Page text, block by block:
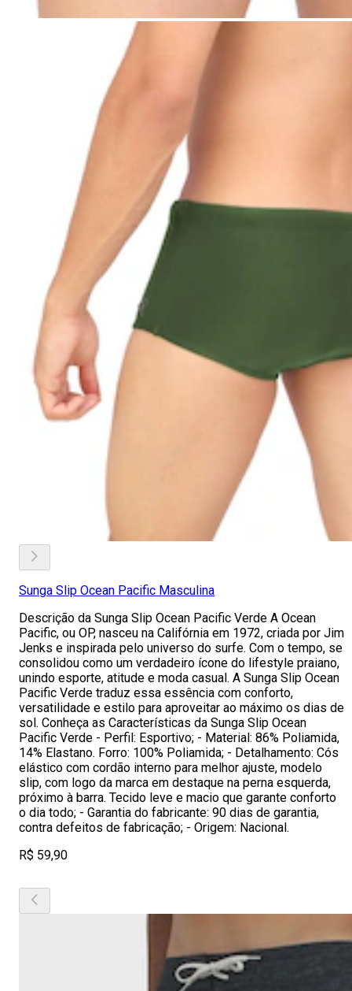
Sunga Slip Ocean Pacific Masculina
Descrição da Sunga Slip Ocean Pacific Verde A Ocean
Pacific, ou OP, nasceu na Califórnia em 1972, criada por Jim
Jenks e inspirada pelo universo do surfe. Com o tempo, se
consolidou como um verdadeiro ícone do lifestyle praiano,
unindo esporte, atitude e moda casual. A Sunga Slip Ocean
Pacific Verde traduz essa essência com conforto,
versatilidade e estilo para aproveitar ao máximo os dias de
sol. Conheça as Características da Sunga Slip Ocean
Pacific Verde - Perfil: Esportivo; - Material: 86% Poliamida,
14% Elastano. Forro: 100% Poliamida; - Detalhamento: Cós
elástico com cordão interno para melhor ajuste, modelo
slip, com logo da marca em destaque na perna esquerda,
próximo à barra. Tecido leve e macio que garante conforto
o dia todo; - Garantia do fabricante: 90 dias de garantia,
contra defeitos de fabricação; - Origem: Nacional.
R$ 59,90